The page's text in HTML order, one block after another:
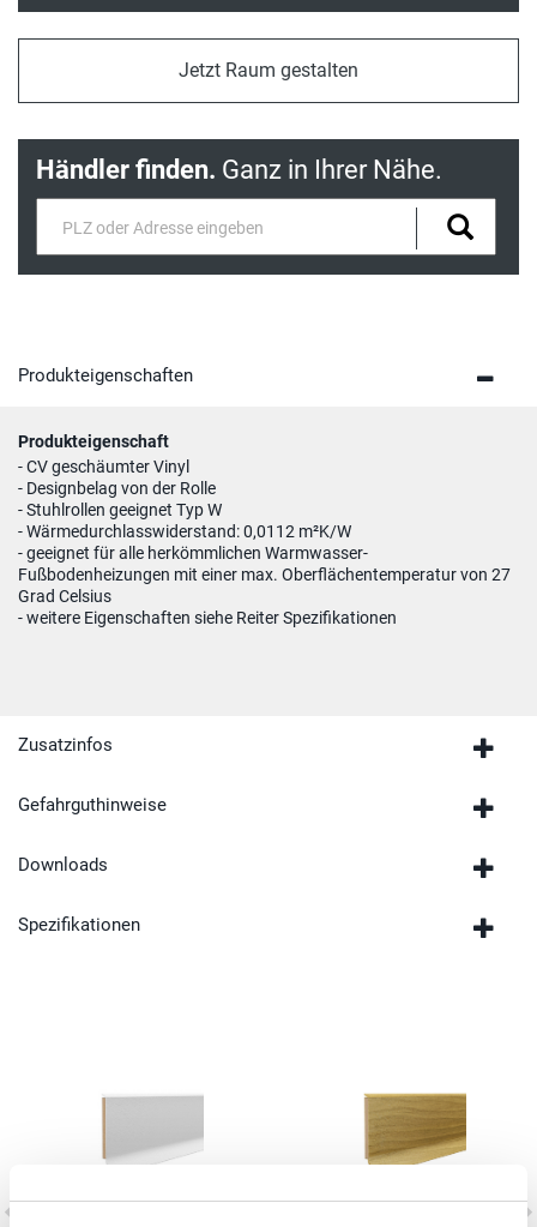
Jetzt Raum gestalten
Händler finden. Ganz in Ihrer Nähe.
Produkteigenschaften
Produkteigenschaft
- CV geschäumter Vinyl
- Designbelag von der Rolle
- Stuhlrollen geeignet Typ W
- Wärmedurchlasswiderstand: 0,0112 m²K/W
- geeignet für alle herkömmlichen Warmwasser-
Fußbodenheizungen mit einer max. Oberflächentemperatur von 27
Grad Celsius
- weitere Eigenschaften siehe Reiter Spezifikationen
Zusatzinfos
Gefahrguthinweise
Downloads
Spezifikationen